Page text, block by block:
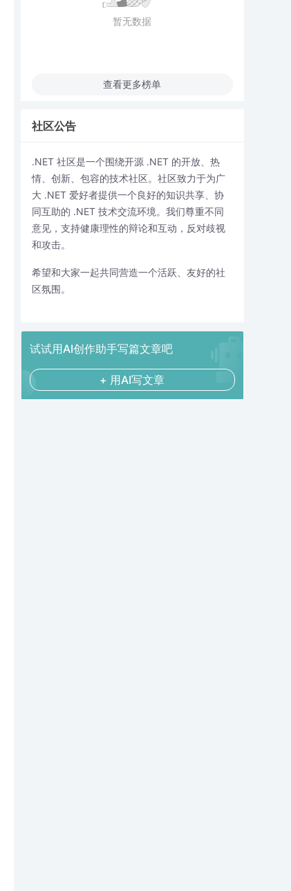
暂无数据
查看更多榜单
社区公告
.NET 社区是一个围绕开源 .NET 的开放、热
情、创新、包容的技术社区。社区致力于为广
大 .NET 爱好者提供一个良好的知识共享、协
同互助的 .NET 技术交流环境。我们尊重不同
意见，支持健康理性的辩论和互动，反对歧视
和攻击。
希望和大家一起共同营造一个活跃、友好的社
区氛围。
试试用AI创作助手写篇文章吧
+ 用AI写文章